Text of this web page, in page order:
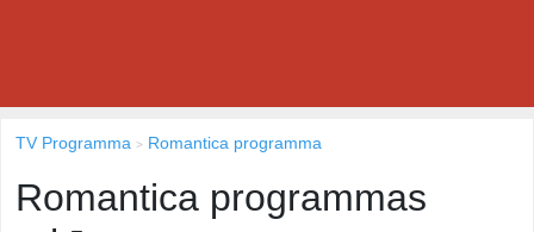
TV Programma Romantica programma
Romantica programmas